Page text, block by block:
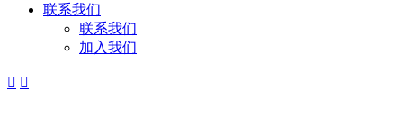
联系我们
联系我们
加入我们
 